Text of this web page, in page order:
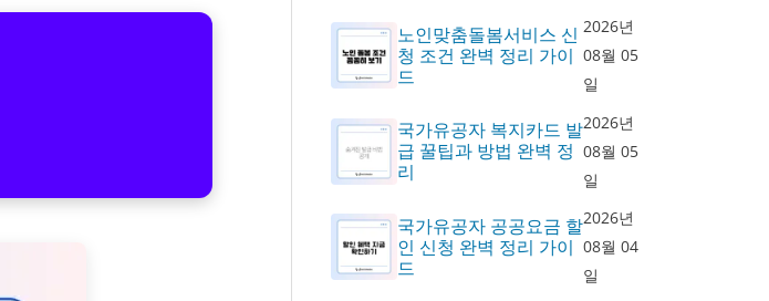
노인맞춤돌봄서비스 신
청 조건 완벽 정리 가이
드
2026년
08월 05
일
국가유공자 복지카드 발
급 꿀팁과 방법 완벽 정
리
2026년
08월 05
일
국가유공자 공공요금 할
인 신청 완벽 정리 가이
드
2026년
08월 04
일